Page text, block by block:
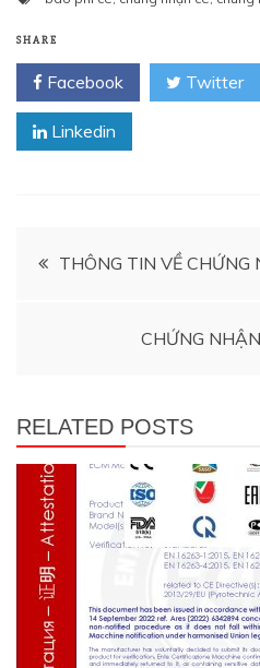
SHARE
Facebook Twitter
Linkedin
Điều
viết
THÔNG TIN VỀ CHỨNG
CHỨNG
RELATED POSTS